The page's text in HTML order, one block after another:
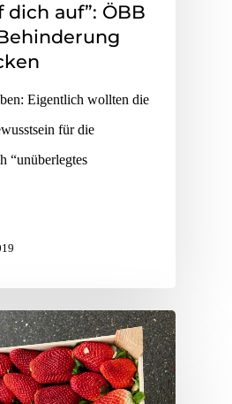
dich auf”: ÖBB
Eigentlich wollten die
für die
“unüberlegtes